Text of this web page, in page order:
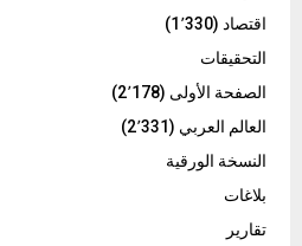
اقتصاد (1٬330)
التحقيقات
الصفحة الأولى (2٬178)
العالم العربي (2٬331)
النسخة الورقية
بلاغات
تقارير